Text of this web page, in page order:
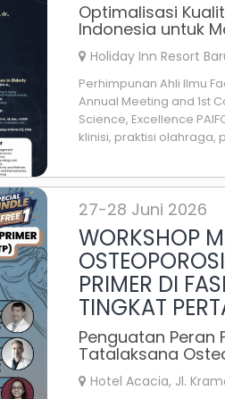
Optimalisasi
Indonesia untuk
Holiday Inn Resort
Perhimpunan Ahli Ilmu
Annual Meeting and 1st
Science, Excellence
klinisi, praktisi olahraga,
27-28 Juni 2026
WORKSHOP
PRIMER DI
TINGKAT
Penguatan Peran
Tatalaksana
Hotel Acacia, Jl.